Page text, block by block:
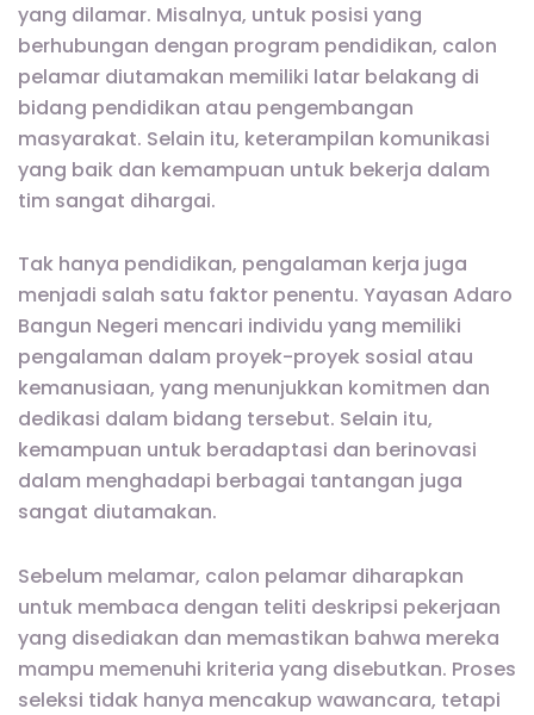
yang dilamar. Misalnya, untuk posisi yang
berhubungan dengan program pendidikan, calon
pelamar diutamakan memiliki latar belakang di
bidang pendidikan atau pengembangan
masyarakat. Selain itu, keterampilan komunikasi
yang baik dan kemampuan untuk bekerja dalam
tim sangat dihargai.
Tak hanya pendidikan, pengalaman kerja juga
menjadi salah satu faktor penentu. Yayasan Adaro
Bangun Negeri mencari individu yang memiliki
pengalaman dalam proyek-proyek sosial atau
kemanusiaan, yang menunjukkan komitmen dan
dedikasi dalam bidang tersebut. Selain itu,
kemampuan untuk beradaptasi dan berinovasi
dalam menghadapi berbagai tantangan juga
sangat diutamakan.
Sebelum melamar, calon pelamar diharapkan
untuk membaca dengan teliti deskripsi pekerjaan
yang disediakan dan memastikan bahwa mereka
mampu memenuhi kriteria yang disebutkan. Proses
seleksi tidak hanya mencakup wawancara, tetapi